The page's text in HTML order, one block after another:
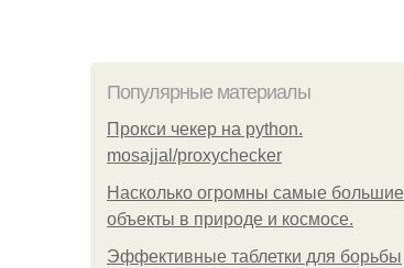
Популярные материалы
Прокси чекер на python.
mosajjal/proxychecker
Насколько огромны самые большие
объекты в природе и космосе.
Эффективные таблетки для борьбы